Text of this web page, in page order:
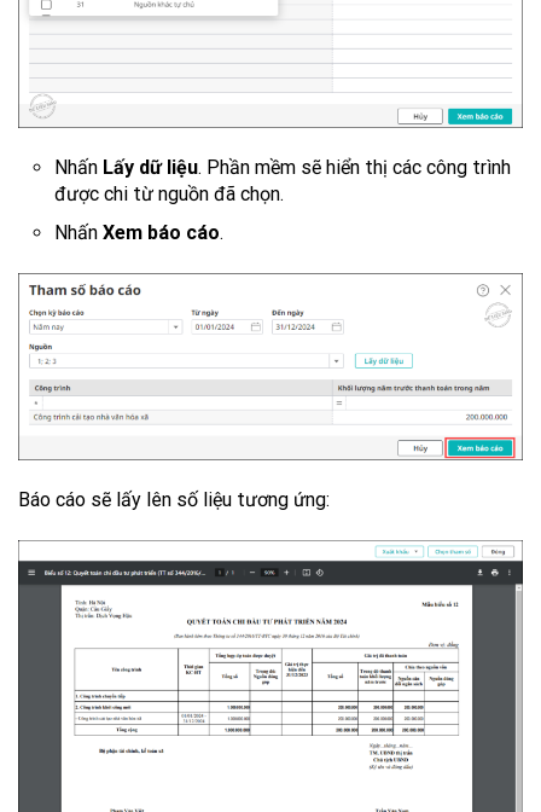
Nhấn Lấy dữ liệu. Phần mềm sẽ hiển thị các công trình
được chi từ nguồn đã chọn.
Nhấn Xem báo cáo.
Báo cáo sẽ lấy lên số liệu tương ứng: